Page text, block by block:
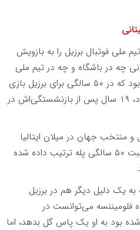
ملی فوتبال برزیل را به بازویش
چه در باشگاه و چه در تیم ملی
امتناع می‌کرد. تنها استثنا زمانی بود که در ۵۰ سالگی برای برزیل بازی
کرد؛ این اتفاق در سال ۱۹۹۰ افتاد، ۱۹ سال پس از بازنشستگی‌اش در
و منتخب جهان در میلان ایتالیا
شرکت کرد. مسابقه‌ای که به مناسبت ۵۰ سالگی پله ترتیب داده شده
به یک دلیل دیگر هم در برزیل
فلومیننسه می‌توانست در
شده بود به او یک پاس گل بدهد، اما